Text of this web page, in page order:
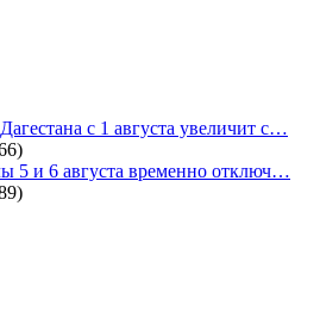
с 1 августа увеличит с…
5 и 6 августа временно отключ…